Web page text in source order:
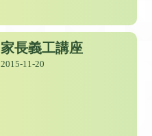
家長義工講座
2015-11-20